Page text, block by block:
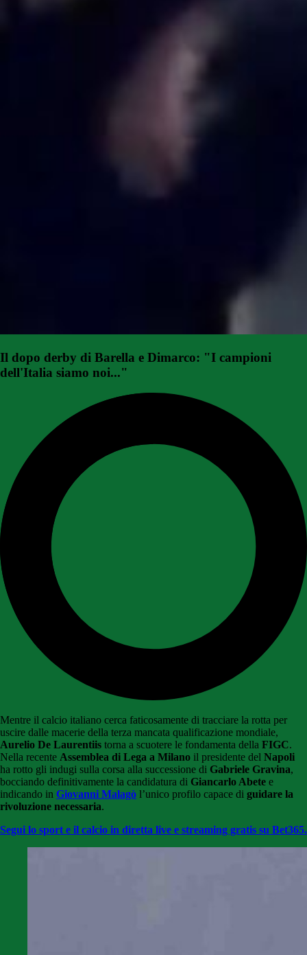
Il dopo derby di Barella e Dimarco: "I campioni
dell'Italia siamo noi..."
Mentre il calcio italiano cerca faticosamente di tracciare la rotta per
uscire dalle macerie della terza mancata qualificazione mondiale,
Aurelio De Laurentiis torna a scuotere le fondamenta della FIGC.
Nella recente Assemblea di Lega a Milano il presidente del Napoli
ha rotto gli indugi sulla corsa alla successione di Gabriele Gravina,
bocciando definitivamente la candidatura di Giancarlo Abete e
indicando in Giovanni Malagò l’unico profilo capace di guidare la
rivoluzione necessaria.
Segui lo sport e il calcio in diretta live e streaming gratis su Bet365.